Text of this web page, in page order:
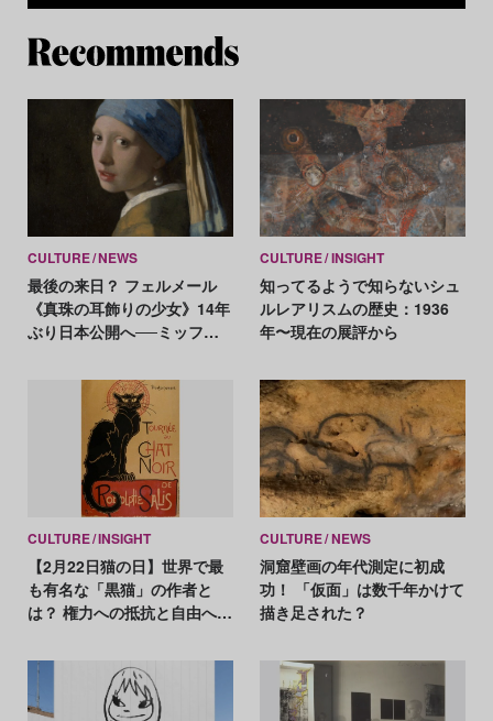
CULTURE NEWS
最後の来日？ フェルメール
《真珠の耳飾りの少女》14年
ぶり日本公開へ──ミッフィ
CULTURE INSIGHT
知ってるようで知らないシュ
ルレアリスムの歴史：1936
年〜現在の展評から
CULTURE INSIGHT
【2月22日猫の日】世界で最
も有名な「黒猫」の作者と
は？ 権力への抵抗と自由への
ラン
CULTURE NEWS
洞窟壁画の年代測定に初成
功！ 「仮面」は数千年かけて
描き足された？